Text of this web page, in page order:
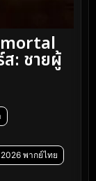
: ชายผู้
พากย์ไทย